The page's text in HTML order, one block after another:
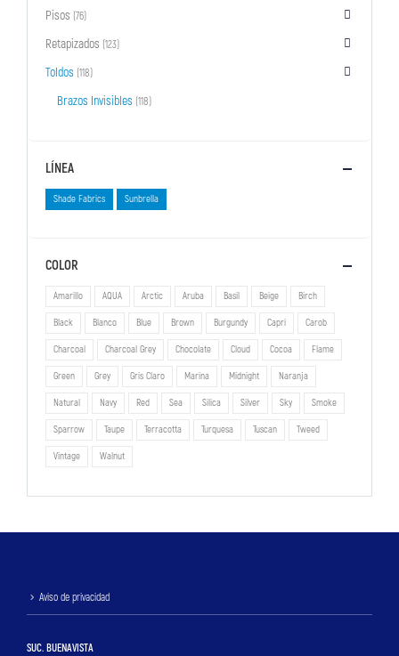
Pisos (76)
Retapizados (123)
Toldos (118)
Brazos Invisibles (118)
LÍNEA
Shade Fabrics Sunbrella
COLOR
Amarillo AQUA Arctic Aruba Basil Beige Birch
Black Blanco Blue Brown Burgundy Capri Carob
Charcoal Charcoal Grey Chocolate Cloud Cocoa Flame
Green Grey Gris Claro Marina Midnight Naranja
Natural Navy Red Sea Silica Silver Sky Smoke
Sparrow Taupe Terracotta Turquesa Tuscan Tweed
Vintage Walnut
Aviso de privacidad
SUC. BUENAVISTA